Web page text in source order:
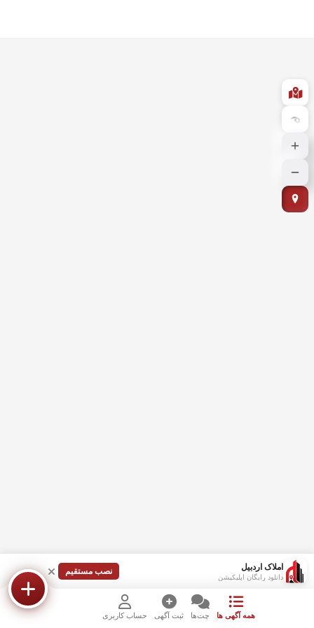
املاک اردبیل
دانلود رایگان اپلیکیشن
نصب مستقیم
همه آگهی ها چت‌ها ثبت آگهی حساب کاربری